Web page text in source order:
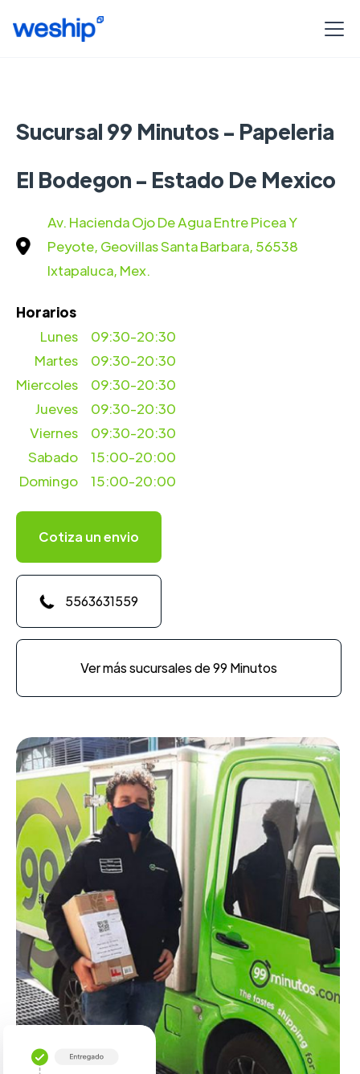
Sucursal 99 Minutos - Papeleria
El Bodegon - Estado De Mexico
Av. Hacienda Ojo De Agua Entre Picea Y
Peyote, Geovillas Santa Barbara, 56538
Ixtapaluca, Mex.
Horarios
09:30-20:30
Martes
Miercoles
Lunes
09:30-20:30
09:30-20:30
Jueves
09:30-20:30
Viernes
09:30-20:30
Sabado
15:00-20:00
Domingo
15:00-20:00
Cotiza un envio
5563631559
Ver más sucursales de 99 Minutos